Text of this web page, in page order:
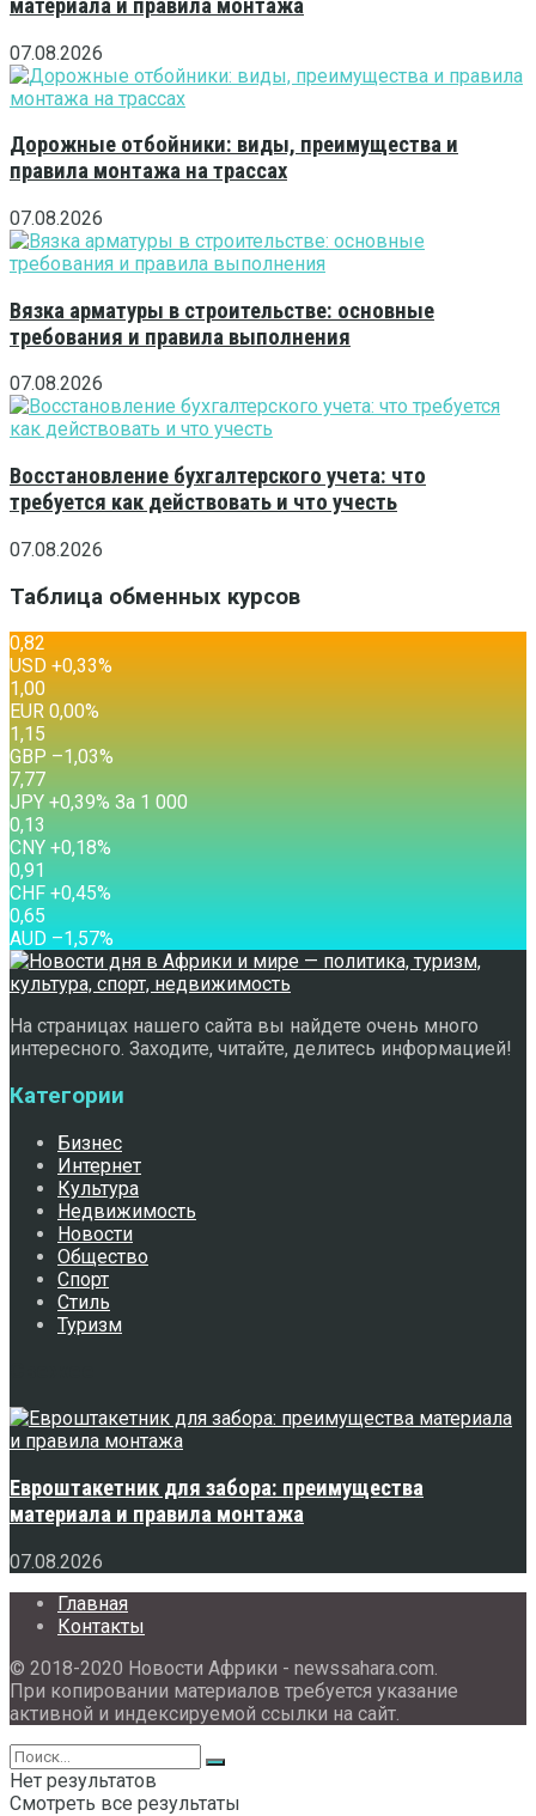
материала и правила монтажа
07.08.2026
Дорожные отбойники: виды, преимущества и
правила монтажа на трассах
07.08.2026
Вязка арматуры в строительстве: основные
требования и правила выполнения
07.08.2026
Восстановление бухгалтерского учета: что
требуется как действовать и что учесть
07.08.2026
Таблица обменных курсов
0,82
USD +0,33%
1,00
EUR 0,00%
1,15
GBP –1,03%
7,77
JPY +0,39% За 1 000
0,13
CNY +0,18%
0,91
CHF +0,45%
0,65
AUD –1,57%
На страницах нашего сайта вы найдете очень много
интересного. Заходите, читайте, делитесь информацией!
Категории
Бизнес
Интернет
Культура
Недвижимость
Новости
Общество
Спорт
Стиль
Туризм
Евроштакетник для забора: преимущества
материала и правила монтажа
07.08.2026
Главная
Контакты
© 2018-2020 Новости Африки - newssahara.com.
При копировании материалов требуется указание
активной и индексируемой ссылки на сайт.
Нет результатов
Смотреть все результаты